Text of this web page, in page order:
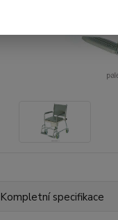
Kompletní specifikace